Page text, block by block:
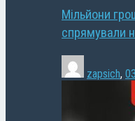
Мільйони
спрямували
zapsich,